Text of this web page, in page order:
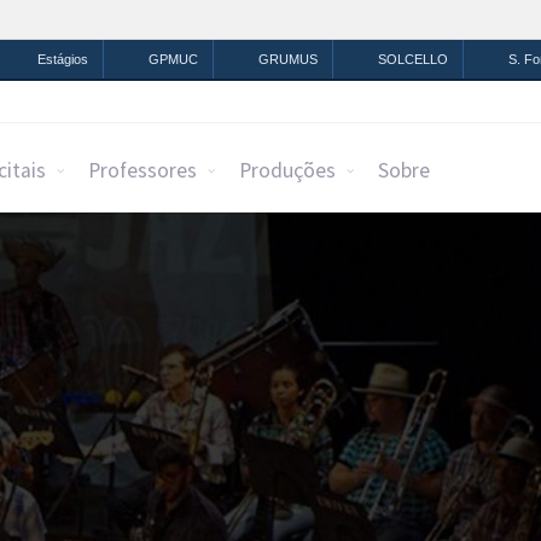
Legislação Canais
Estágios GPMUC GRUMUS SOLCELLO S.
Professores Produções Sobre